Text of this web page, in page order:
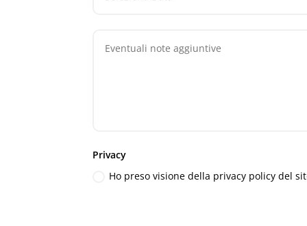
Privacy
Ho preso visione della privacy policy del